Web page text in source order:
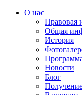
О нас
Правовая
Общая
История
Новости
Блог